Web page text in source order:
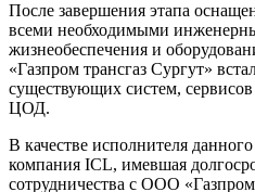
После завершения этапа
всеми необходимыми
жизнеобеспечения и
«Газпром трансгаз Сургут»
существующих систем,
ЦОД.
В качестве исполнителя
компания ICL, имевшая
сотрудничества с ООО «Газпром